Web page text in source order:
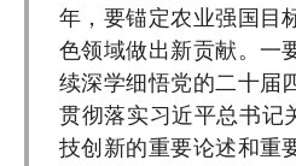
年，要锚定农业强国目
色领域做出新贡献。一
续深学细悟党的二十届
贯彻落实习近平总书记
技创新的重要论述和重